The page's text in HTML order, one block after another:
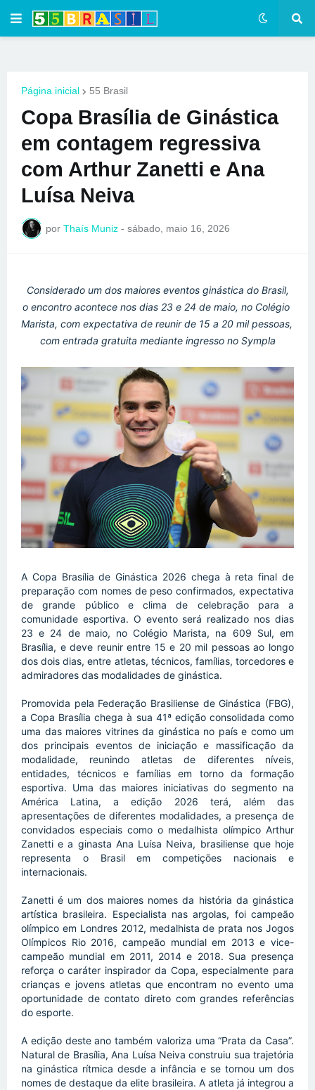
Página inicial 55 Brasil
Copa Brasília de Ginástica
em contagem regressiva
com Arthur Zanetti e Ana
Luísa Neiva
por Thaís Muniz - sábado, maio 16, 2026
Considerado um dos maiores eventos ginástica do Brasil,
o encontro acontece nos dias 23 e 24 de maio, no Colégio
Marista, com expectativa de reunir de 15 a 20 mil pessoas,
com entrada gratuita mediante ingresso no Sympla
A Copa Brasília de Ginástica 2026 chega à reta final de
preparação com nomes de peso confirmados, expectativa
de grande público e clima de celebração para a
comunidade esportiva. O evento será realizado nos dias
23 e 24 de maio, no Colégio Marista, na 609 Sul, em
Brasília, e deve reunir entre 15 e 20 mil pessoas ao longo
dos dois dias, entre atletas, técnicos, famílias, torcedores e
admiradores das modalidades de ginástica.
Promovida pela Federação Brasiliense de Ginástica (FBG),
a Copa Brasília chega à sua 41ª edição consolidada como
uma das maiores vitrines da ginástica no país e como um
dos principais eventos de iniciação e massificação da
modalidade, reunindo atletas de diferentes níveis,
entidades, técnicos e famílias em torno da formação
esportiva. Uma das maiores iniciativas do segmento na
América Latina, a edição 2026 terá, além das
apresentações de diferentes modalidades, a presença de
convidados especiais como o medalhista olímpico Arthur
Zanetti e a ginasta Ana Luísa Neiva, brasiliense que hoje
representa o Brasil em competições nacionais e
internacionais.
Zanetti é um dos maiores nomes da história da ginástica
artística brasileira. Especialista nas argolas, foi campeão
olímpico em Londres 2012, medalhista de prata nos Jogos
Olímpicos Rio 2016, campeão mundial em 2013 e vice-
campeão mundial em 2011, 2014 e 2018. Sua presença
reforça o caráter inspirador da Copa, especialmente para
crianças e jovens atletas que encontram no evento uma
oportunidade de contato direto com grandes referências
do esporte.
A edição deste ano também valoriza uma “Prata da Casa”.
Natural de Brasília, Ana Luísa Neiva construiu sua trajetória
na ginástica rítmica desde a infância e se tornou um dos
nomes de destaque da elite brasileira. A atleta já integrou a